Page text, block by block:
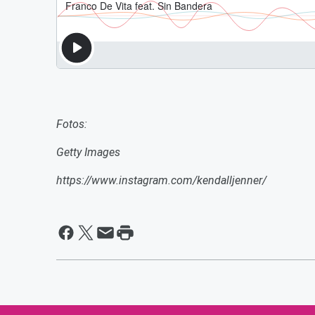
Fotos:
Getty Images
https://www.instagram.com/kendalljenner/